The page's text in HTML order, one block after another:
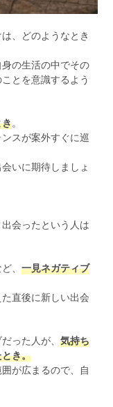
、どのようなとき
の生活の中でその
とを意識するよう
。
スが案外すぐに巡
いに期待しましょ
会ったという人は
、一見ネガティブ
直後に新しい出会
った人が、気持ち
き。
が広まるので、自